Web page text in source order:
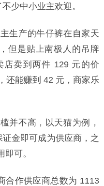
少中小业主欢迎。
生产的牛仔裤在自家天
但是贴上南极人的吊牌
店卖到两件 129 元的价
还能赚到 42 元，商家乐
并不高，以天猫为例，
金即可成为供应商，之
可。
合作供应商总数为 1113